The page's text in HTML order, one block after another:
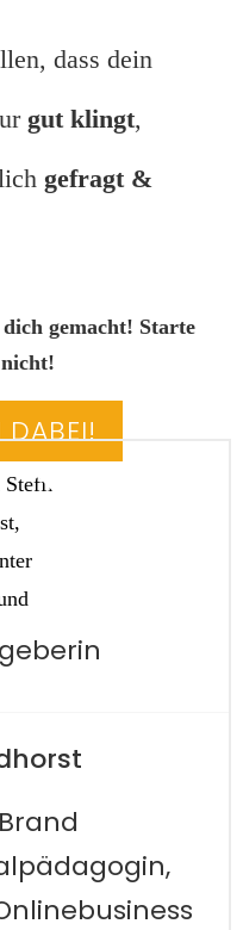
dass dein
gut klingt,
gefragt &
gemacht! Starte